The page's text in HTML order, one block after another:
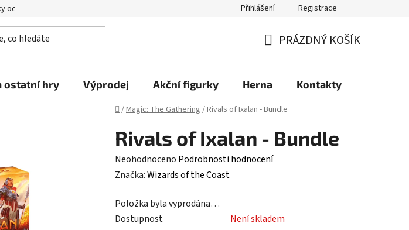
ochrany osobních údajů Přihlášení Registrace
KOŠÍK
PRÁZDNÝ KOŠÍK
ostatní hry Výprodej Akční figurky Herna Kontakty
Domů
/Magic: The Gathering /Rivals of Ixalan - Bundle
Rivals of Ixalan - Bundle
Průměrné
hodnocení
je
0,0
Neohodnoceno Podrobnosti hodnocení
Značka:Wizards of the Coast
Položka byla vyprodána…
Dostupnost
Není skladem